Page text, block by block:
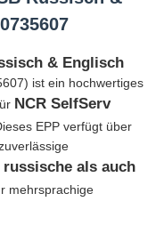
& Englisch
ist ein hochwertiges
NCR SelfServ
EPP verfügt über
russische als auch
mehrsprachige